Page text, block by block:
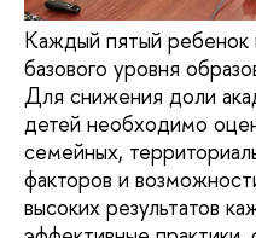
Каждый пятый ребенок
базового уровня
Для снижения доли
детей необходимо
семейных,
факторов и
высоких результатов